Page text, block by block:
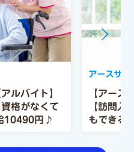
ルバイト】
格がなくて
10490円♪
【アース
【訪問入
もできる
アースサポ